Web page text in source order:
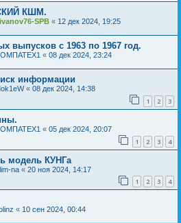
КШМ.
SPB « 12 дек 2024, 19:25
выпусков с 1963 по 1967 год.
« 08 дек 2024, 23:24
информации
« 08 дек 2024, 14:38
1 2 3
« 05 дек 2024, 20:07
1 2 3 4
модель КУНГа
na « 20 ноя 2024, 14:17
1 2 3 4
« 10 сен 2024, 00:44